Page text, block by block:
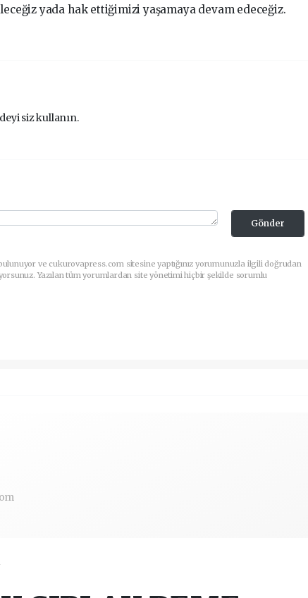
yada hak ettiğimizi yaşamaya devam edeceğiz.
siz kullanın.
Gönder
ve cukurovapress.com sitesine yaptığınız yorumunuzla ilgili doğrudan
Yazılan tüm yorumlardan site yönetimi hiçbir şekilde sorumlu